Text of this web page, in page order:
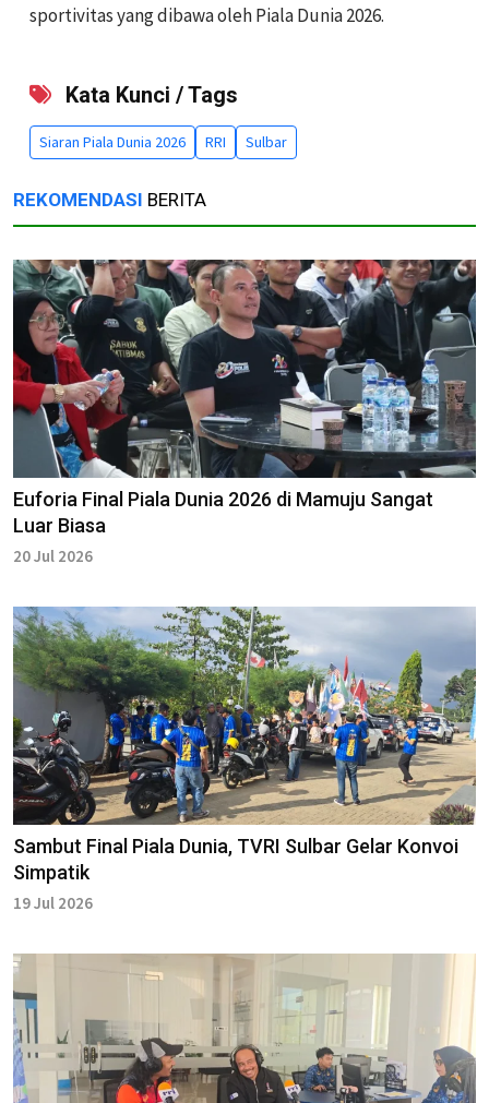
sportivitas yang dibawa oleh Piala Dunia 2026.
Kata Kunci / Tags
Siaran Piala Dunia 2026 RRI Sulbar
REKOMENDASI BERITA
Euforia Final Piala Dunia 2026 di Mamuju Sangat
Luar Biasa
20 Jul 2026
Sambut Final Piala Dunia, TVRI Sulbar Gelar Konvoi
Simpatik
19 Jul 2026